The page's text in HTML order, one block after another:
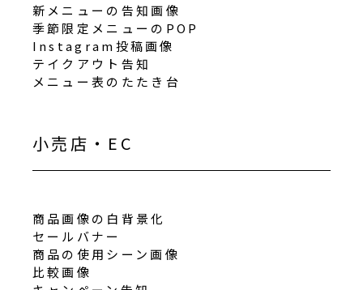
新メニューの告知画像
季節限定メニューのPOP
Instagram投稿画像
テイクアウト告知
メニュー表のたたき台
小売店・EC
商品画像の白背景化
セールバナー
商品の使用シーン画像
比較画像